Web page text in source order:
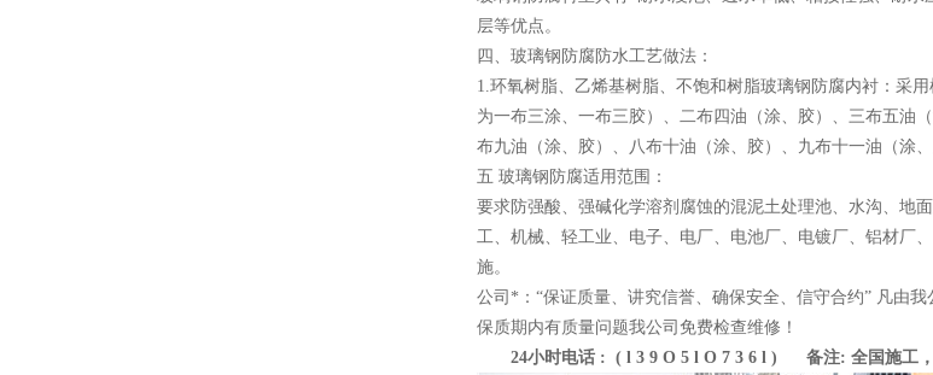
层等优点。
四、玻璃钢防腐防水工艺做法：
1.环氧树脂、乙烯基树脂、不饱和树脂玻璃钢防腐内衬：采
为一布三涂、一布三胶）、二布四油（涂、胶）、三布五油
布九油（涂、胶）、八布十油（涂、胶）、九布十一油（涂
五 玻璃钢防腐适用范围：
要求防强酸、强碱化学溶剂腐蚀的混泥土处理池、水沟、地
工、机械、轻工业、电子、电厂、电池厂、电镀厂、铝材厂
施。
公司*：“保证质量、讲究信誉、确保安全、信守合约” 凡由
保质期内有质量问题我公司免费检查维修！
24小时电话 : ( l 3 9 O 5 l O 7 3 6 l ) 备注: 全国施工，